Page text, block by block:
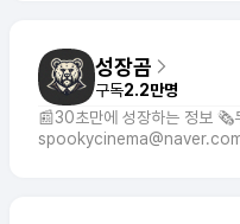
성장곰
구독2.2만명
📰30초만에 성장하는 정보 🗞️